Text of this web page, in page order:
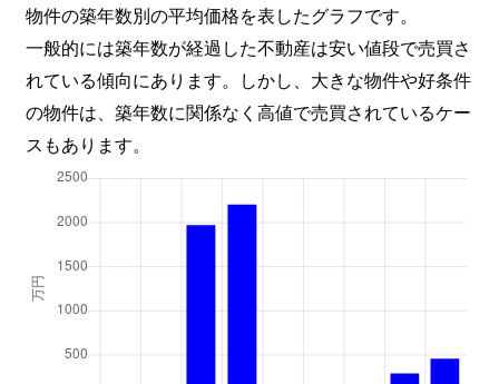
物件の築年数別の平均価格を表したグラフです。
一般的には築年数が経過した不動産は安い値段で売買さ
れている傾向にあります。しかし、大きな物件や好条件
の物件は、築年数に関係なく高値で売買されているケー
スもあります。